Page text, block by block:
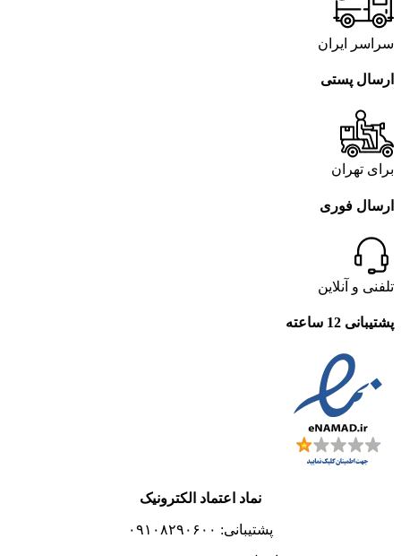
سراسر ایران
ارسال پستی
برای تهران
ارسال فوری
تلفنی و آنلاین
پشتیبانی 12 ساعته
نماد اعتماد الکترونیک
پشتیبانی: ۰۹۱۰۸۲۹۰۶۰۰